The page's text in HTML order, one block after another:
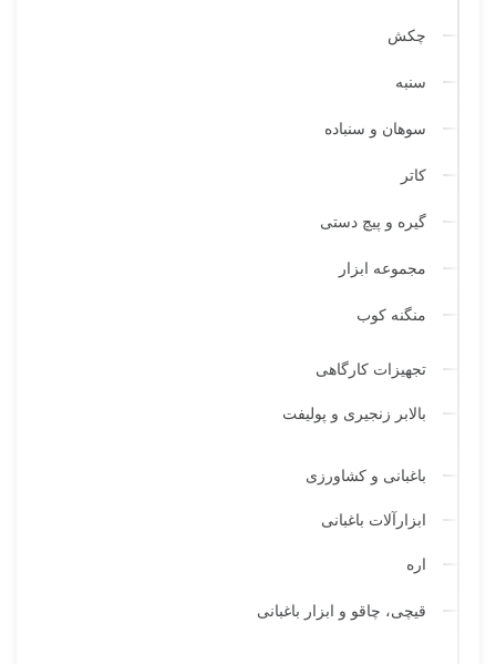
چکش
سنبه
سوهان و سنباده
کاتر
گیره و پیچ دستی
مجموعه ابزار
منگنه کوب
تجهیزات کارگاهی
بالابر زنجیری و پولیفت
باغبانی و کشاورزی
ابزارآلات باغبانی
اره
قیچی‌، چاقو و ابزار باغبانی